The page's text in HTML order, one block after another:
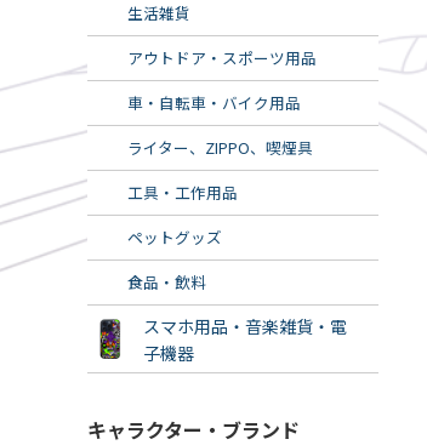
生活雑貨
アウトドア・スポーツ用品
車・自転車・バイク用品
ライター、ZIPPO、喫煙具
工具・工作用品
ペットグッズ
食品・飲料
スマホ用品・音楽雑貨・電
子機器
キャラクター・ブランド